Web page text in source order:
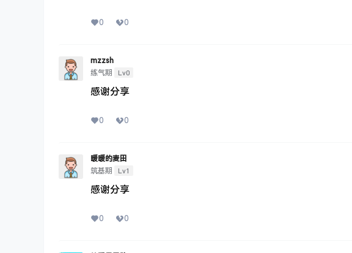
0 0
mzzsh
练气期
Lv0
感谢分享
0 0
暖暖的麦田
筑基期
Lv1
感谢分享
0 0